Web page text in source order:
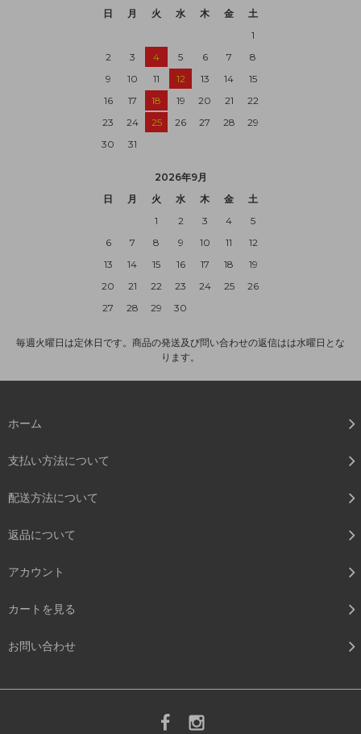
日
月 火 水 木 金
土
1
2
3 4 5 6 7
8
9
10 11 12 13 14
15
16
17 18 19 20 21
22
23
24 25 26 27 28
29
30
31
2026年9月
日
月 火 水 木 金
土
1
2 3 4
5
6
7 8 9 10 11
12
13
14 15 16 17 18
19
20
21 22 23 24 25
26
27
28 29 30
毎週火曜日は定休日です。商品の発送及び問い合わせの返信はは水曜日とな
ります。
ホーム
支払い方法について
配送方法について
返品について
アカウント
カートを見る
お問い合わせ